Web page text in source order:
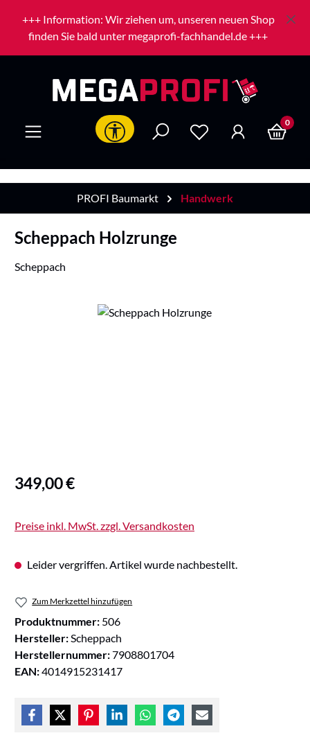
Zum Hauptinhalt springen
+++ Information: Wir ziehen um, unseren neuen Shop
finden Sie bald unter megaprofi-fachhandel.de +++
Werkzeugleiste anzeigen 0
PROFI Baumarkt Handwerk
Scheppach Holzrunge
Scheppach
Bildergalerie überspringen
Regulärer Preis:
349,00 €
Preise inkl. MwSt. zzgl. Versandkosten
Leider vergriffen. Artikel wurde nachbestellt.
Zum Merkzettel hinzufügen
Produktnummer: 506
Hersteller: Scheppach
Herstellernummer:7908801704
EAN:4014915231417